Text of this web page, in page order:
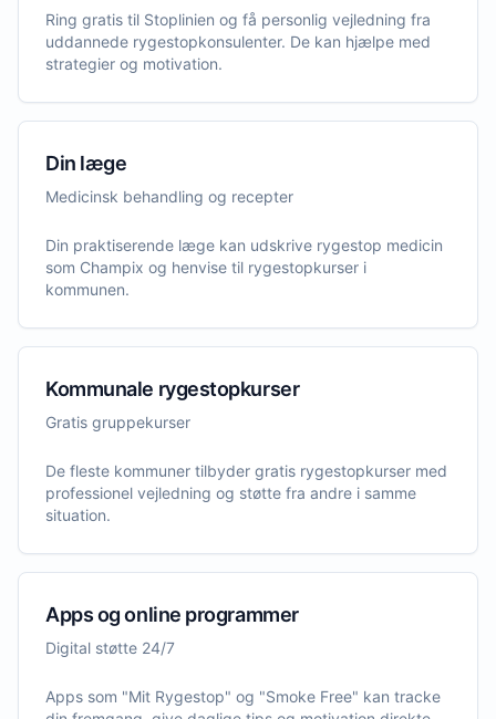
Ring gratis til Stoplinien og få personlig vejledning fra
uddannede rygestopkonsulenter. De kan hjælpe med
strategier og motivation.
Din læge
Medicinsk behandling og recepter
Din praktiserende læge kan udskrive rygestop medicin
som Champix og henvise til rygestopkurser i
kommunen.
Kommunale rygestopkurser
Gratis gruppekurser
De fleste kommuner tilbyder gratis rygestopkurser med
professionel vejledning og støtte fra andre i samme
situation.
Apps og online programmer
Digital støtte 24/7
Apps som "Mit Rygestop" og "Smoke Free" kan tracke